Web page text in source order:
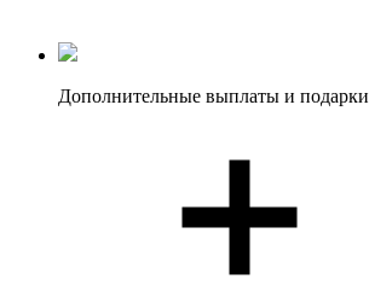
Дополнительные выплаты и подарки